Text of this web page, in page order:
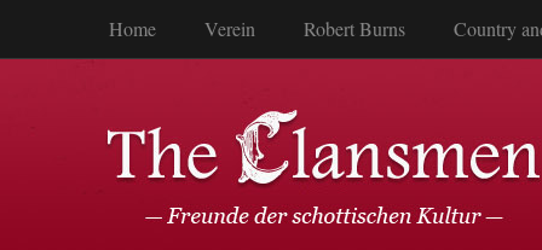
Home Verein Robert Burns Country